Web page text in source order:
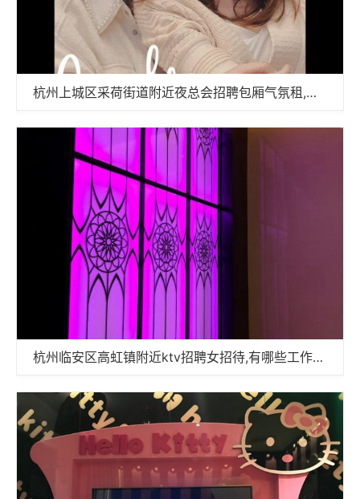
杭州上城区采荷街道附近夜总会招聘包厢气氛租,全职上班收入多少
杭州临安区高虹镇附近ktv招聘女招待,有哪些工作岗位